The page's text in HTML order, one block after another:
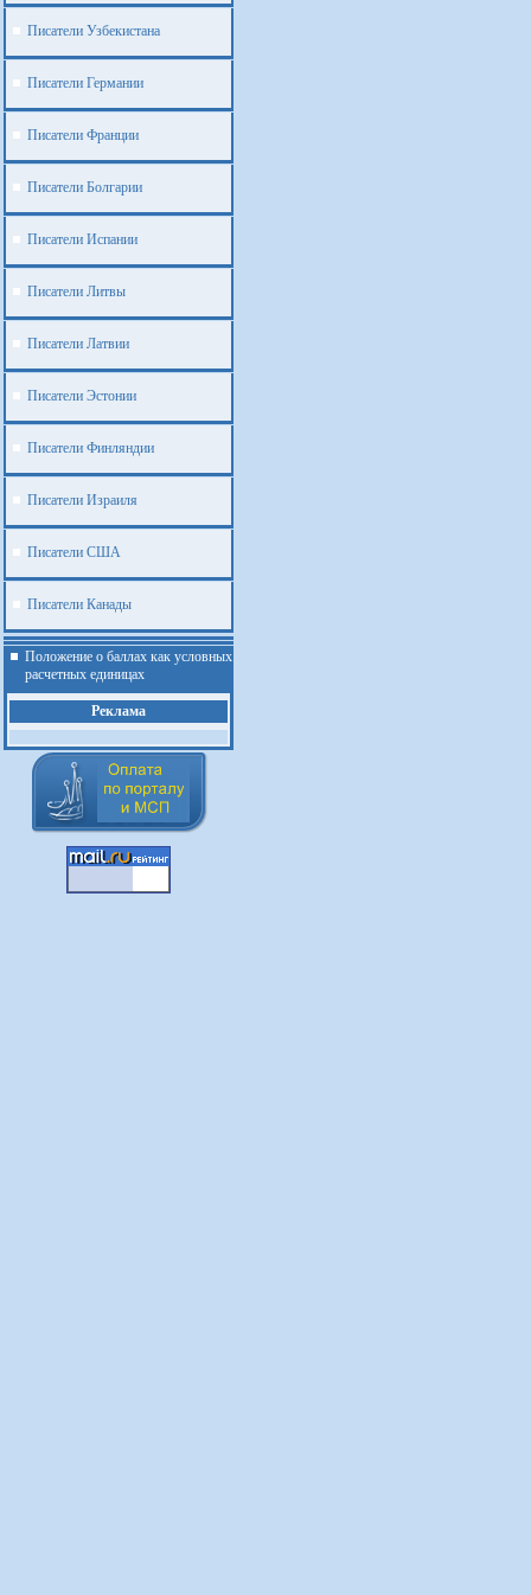
Писатели Узбекистана
Писатели Германии
Писатели Франции
Писатели Болгарии
Писатели Испании
Писатели Литвы
Писатели Латвии
Писатели Эстонии
Писатели Финляндии
Писатели Израиля
Писатели США
Писатели Канады
Положение о баллах как условных
расчетных единицах
Реклама